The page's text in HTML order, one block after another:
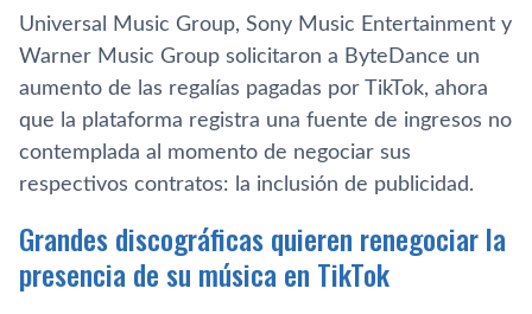
Universal Music Group, Sony Music Entertainment y
Warner Music Group solicitaron a ByteDance un
aumento de las regalías pagadas por TikTok, ahora
que la plataforma registra una fuente de ingresos no
contemplada al momento de negociar sus
respectivos contratos: la inclusión de publicidad.
Grandes discográficas quieren renegociar la
presencia de su música en TikTok